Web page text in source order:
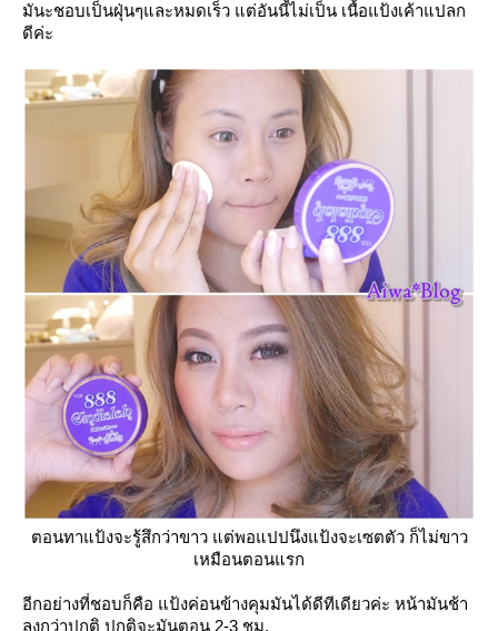
มันะชอบเป็นฝุ่นๆและหมดเร็ว แต่อันนี้ไม่เป็น เนื้อแป้งเค้าแปลก
ดีค่ะ
ตอนทาแป้งจะรู้สึกว่าขาว แต่พอแปปนึงแป้งจะเซตตัว ก็ไม่ขาว
เหมือนตอนแรก
อีกอย่างที่ชอบก็คือ แป้งค่อนข้างคุมมันได้ดีทีเดียวค่ะ หน้ามันช้า
ลงกว่าปกติ ปกติจะมันตอน 2-3 ชม.